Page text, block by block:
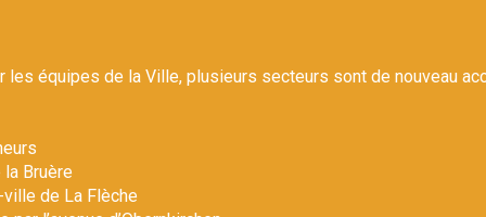
équipes de la Ville, plusieurs secteurs sont de nouveau
Bruère
de La Flèche